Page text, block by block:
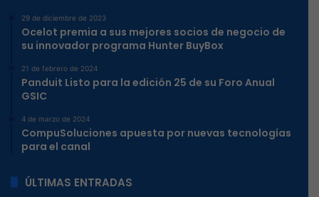
29 de diciembre de 2023
Ocelot premia a sus mejores socios de negocio de
su innovador programa Hunter BuyBox
21 de febrero de 2024
Panduit Listo para la edición 25 de su Foro Anual
GSIC
4 de marzo de 2024
CompuSoluciones apuesta por nuevas tecnologías
para el canal
ÚLTIMAS ENTRADAS